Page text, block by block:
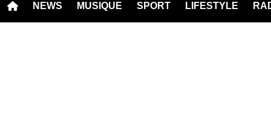
NEWS MUSIQUE SPORT LIFESTYLE